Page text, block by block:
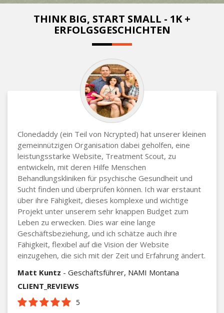
THINK BIG, START SMALL - 1K +
ERFOLGSGESCHICHTEN
Clonedaddy (ein Teil von Ncrypted) hat unserer kleinen
gemeinnützigen Organisation dabei geholfen, eine
leistungsstarke Website, Treatment Scout, zu
entwickeln, mit deren Hilfe Menschen
Behandlungskliniken für psychische Gesundheit und
Sucht finden und überprüfen können. Ich war erstaunt
über ihre Fähigkeit, dieses komplexe und wichtige
Projekt unter unserem sehr knappen Budget zum
Leben zu erwecken. Dies war eine lange
Geschäftsbeziehung, und ich schätze auch ihre
Fähigkeit, flexibel auf die Vision der Website
einzugehen, die sich mit der Zeit und Erfahrung ändert.
Matt Kuntz - Geschäftsführer, NAMI Montana
CLIENT_REVIEWS
5